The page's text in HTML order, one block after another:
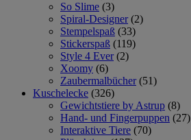
So Slime (3)
Spiral-Designer (2)
Stempelspaß (33)
Stickerspaß (119)
Style 4 Ever (2)
Xoomy (6)
Zaubermalbücher (51)
Kuschelecke (326)
Gewichtstiere by Astrup (8)
Hand- und Fingerpuppen (27)
Interaktive Tiere (70)